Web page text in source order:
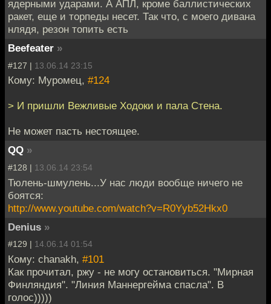
ядерными ударами. А АПЛ, кроме баллистических
ракет, еще и торпеды несет. Так что, с моего дивана
нлядя, резон топить есть
Beefeater »
#127 | 13.06.14 23:15
Кому: Муромец, #124
> И пришли Вежливые Ходоки и пала Стена.
Не может пасть нестоящее.
QQ »
#128 | 13.06.14 23:54
Тюлень-шмулень...У нас люди вообще ничего не
боятся:
http://www.youtube.com/watch?v=R0Yyb52Hkx0
Denius »
#129 | 14.06.14 01:54
Кому: chanakh, #101
Как прочитал, ржу - не могу остановиться. "Мирная
Финляндия". "Линия Маннергейма спасла". В
голос)))))